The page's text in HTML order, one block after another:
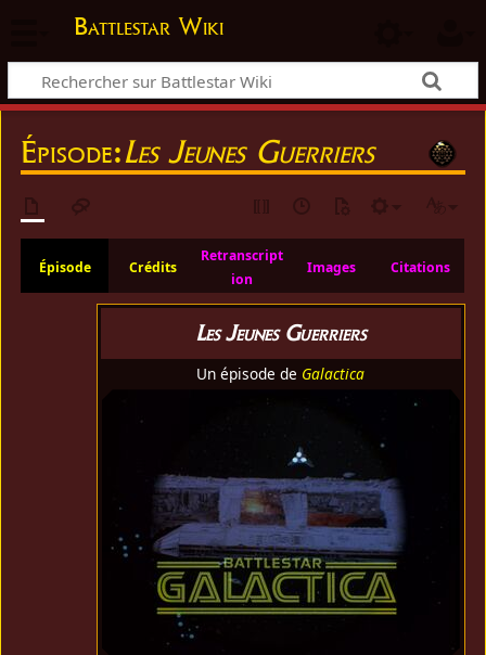
Battlestar Wiki
Épisode:Les Jeunes Guerriers
Épisode Crédits
Retranscript
ion
Images Citations
Les Jeunes Guerriers
Un épisode de Galactica